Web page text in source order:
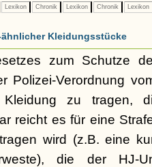
Lexikon Chronik Lexikon Chronik Lexikon
ähnlicher Kleidungsstücke
zum Schutze
Polizei-Verordnung
Kleidung zu tragen,
reicht es für eine
wird (z.B. eine
die der HJ-